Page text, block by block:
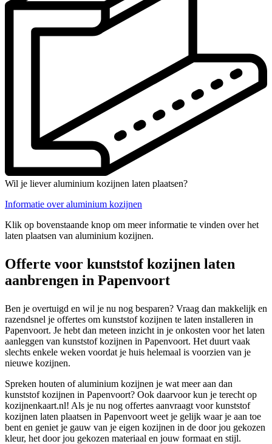
Wil je liever aluminium kozijnen laten plaatsen?
Informatie over aluminium kozijnen
Klik op bovenstaande knop om meer informatie te vinden over het
laten plaatsen van aluminium kozijnen.
Offerte voor kunststof kozijnen laten
aanbrengen in Papenvoort
Ben je overtuigd en wil je nu nog besparen? Vraag dan makkelijk en
razendsnel je offertes om kunststof kozijnen te laten installeren in
Papenvoort. Je hebt dan meteen inzicht in je onkosten voor het laten
aanleggen van kunststof kozijnen in Papenvoort. Het duurt vaak
slechts enkele weken voordat je huis helemaal is voorzien van je
nieuwe kozijnen.
Spreken houten of aluminium kozijnen je wat meer aan dan
kunststof kozijnen in Papenvoort? Ook daarvoor kun je terecht op
kozijnenkaart.nl! Als je nu nog offertes aanvraagt voor kunststof
kozijnen laten plaatsen in Papenvoort weet je gelijk waar je aan toe
bent en geniet je gauw van je eigen kozijnen in de door jou gekozen
kleur, het door jou gekozen materiaal en jouw formaat en stijl.